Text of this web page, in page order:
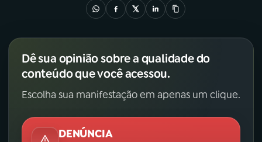
Dê sua opinião sobre a qualidade do
conteúdo que você acessou.
Escolha sua manifestação em apenas um clique.
DENÚNCIA